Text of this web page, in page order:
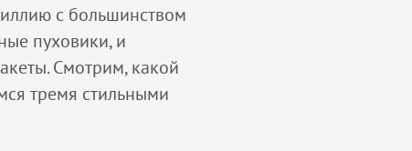
с большинством
пуховики, и
Смотрим, какой
тремя стильными